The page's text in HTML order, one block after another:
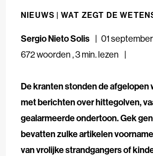
NIEUWS | WAT ZEGT DE
Sergio Nieto Solis
01
672 woorden,3 min. lezen
De kranten stonden de afgelopen
met berichten over hittegolven,
gealarmeerde ondertoon. Gek
bevatten zulke artikelen
van vrolijke strandgangers of